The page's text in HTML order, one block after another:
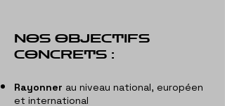
NOS OBJECTIFS
CONCRETS :
Rayonner au niveau national, européen
et international